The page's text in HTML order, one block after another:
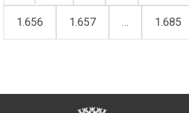
1.656 1.657 … 1.685